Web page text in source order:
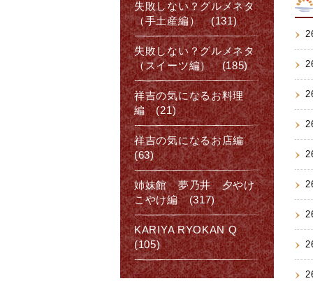
失敗しない？グルメネタ
（手土産編） (131)
失敗しない？グルメネタ
（スイーツ編） (185)
祥吉の気になるお料理
編 (21)
祥吉の気になるお店編
(63)
姉妹館 夢乃井 夕やけ
こやけ編 (317)
KARIYA RYOKAN Q
(105)